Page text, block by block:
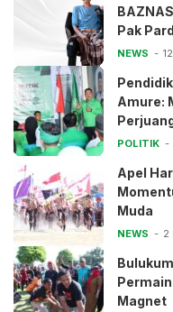
Pak
NEWS
Amure:
POLITIK
Apel
Muda
NEWS 2
Magnet